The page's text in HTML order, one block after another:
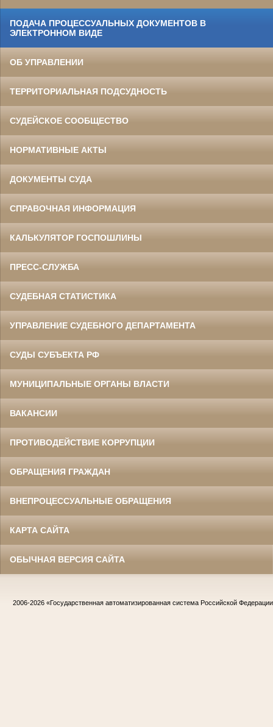
ПОДАЧА ПРОЦЕССУАЛЬНЫХ ДОКУМЕНТОВ В
ЭЛЕКТРОННОМ ВИДЕ
ОБ УПРАВЛЕНИИ
ТЕРРИТОРИАЛЬНАЯ ПОДСУДНОСТЬ
СУДЕЙСКОЕ СООБЩЕСТВО
НОРМАТИВНЫЕ АКТЫ
ДОКУМЕНТЫ СУДА
СПРАВОЧНАЯ ИНФОРМАЦИЯ
КАЛЬКУЛЯТОР ГОСПОШЛИНЫ
ПРЕСС-СЛУЖБА
СУДЕБНАЯ СТАТИСТИКА
УПРАВЛЕНИЕ СУДЕБНОГО ДЕПАРТАМЕНТА
СУДЫ СУБЪЕКТА РФ
МУНИЦИПАЛЬНЫЕ ОРГАНЫ ВЛАСТИ
ВАКАНСИИ
ПРОТИВОДЕЙСТВИЕ КОРРУПЦИИ
ОБРАЩЕНИЯ ГРАЖДАН
ВНЕПРОЦЕССУАЛЬНЫЕ ОБРАЩЕНИЯ
КАРТА САЙТА
ОБЫЧНАЯ ВЕРСИЯ САЙТА
2006-2026 «Государственная автоматизированная система Российской